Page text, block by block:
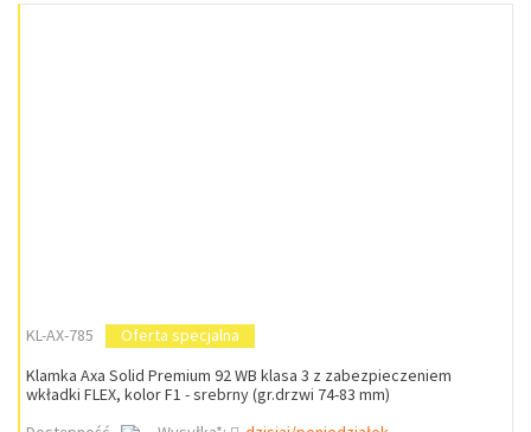
KL-AX-785
Oferta specjalna
Klamka Axa Solid Premium 92 WB klasa 3 z zabezpieczeniem
wkładki FLEX, kolor F1 - srebrny (gr.drzwi 74-83 mm)